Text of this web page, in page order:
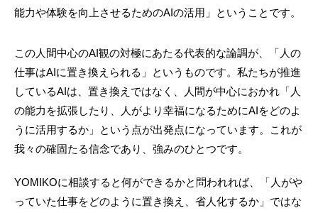
能力や体験を向上させるためのAIの活用」ということです。
この人間中心のAI観の対極にあたる代表的な論調が、「人の
仕事はAIに置き換えられる」というものです。私たちが推進
しているAIは、置き換えではなく、人間が中心におかれ「人
の能力を拡張したり、人がより幸福になるためにAIをどのよ
うに活用するか」という点が出発点になっています。これが
我々の確固たる信念であり、強みのひとつです。
YOMIKOに相談すると何ができるかと問われれば、「人がや
っていた仕事をどのように置き換え、省人化するか」ではな